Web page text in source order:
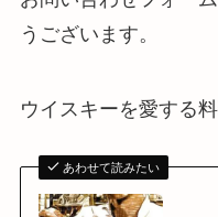
うございます。
ウイスキーを愛する
あわせて読みたい